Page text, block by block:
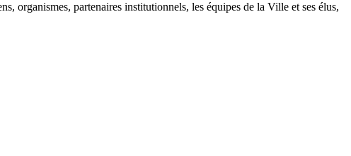
organismes, partenaires institutionnels, les équipes de la Ville et ses élus,